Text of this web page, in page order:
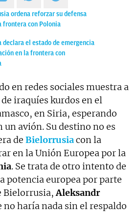
ordena reforzar su defensa
frontera con Polonia
declara el estado de emergencia
en la frontera con
en redes sociales muestra a
iraquíes kurdos en el
en Siria, esperando
un avión. Su destino no es
de Bielorrusiacon la
en la Unión Europea por la
. Se trata de otro intento de
potencia europea por parte
Bielorrusia,Aleksandr
no haría nada sin el respaldo